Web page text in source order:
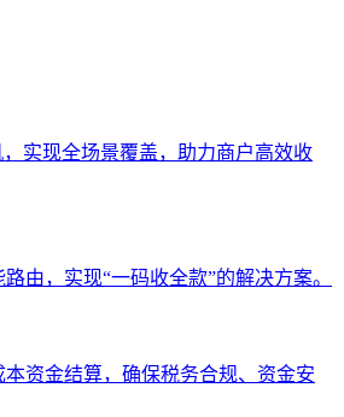
实现全场景覆盖，助力商户高效收
由，实现“一码收全款”的解决方案。
资金结算，确保税务合规、资金安